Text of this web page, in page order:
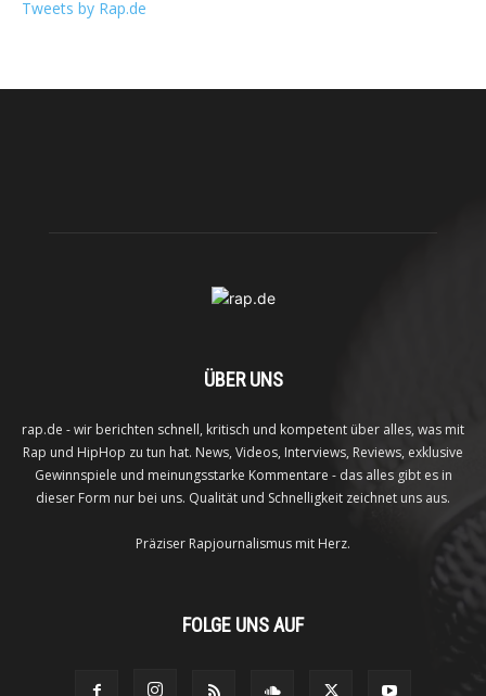
Tweets by Rap.de
ÜBER UNS
rap.de - wir berichten schnell, kritisch und kompetent über alles, was mit
Rap und HipHop zu tun hat. News, Videos, Interviews, Reviews, exklusive
Gewinnspiele und meinungsstarke Kommentare - das alles gibt es in
dieser Form nur bei uns. Qualität und Schnelligkeit zeichnet uns aus.
Präziser Rapjournalismus mit Herz.
FOLGE UNS AUF